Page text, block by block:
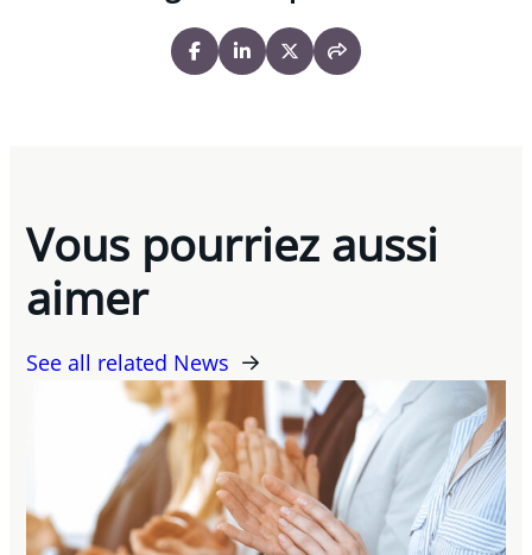
Vous pourriez aussi
aimer
See all related News